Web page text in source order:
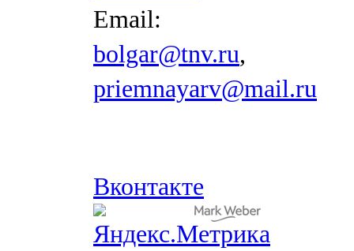
Email:
bolgar@tnv.ru,
priemnayarv@mail.ru
Вконтакте